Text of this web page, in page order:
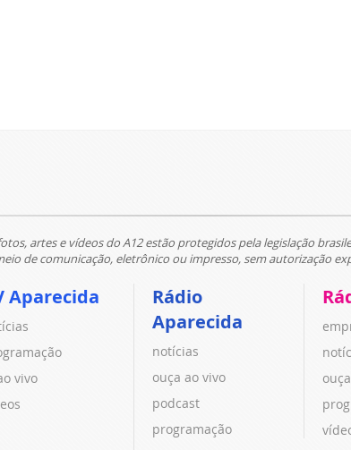
artes e vídeos do A12 estão protegidos pela legislação
de comunicação, eletrônico ou impresso, sem autorização
Aparecida
vivo
Rádio
Aparecida
notícias
ouça ao vivo
podcast
programação